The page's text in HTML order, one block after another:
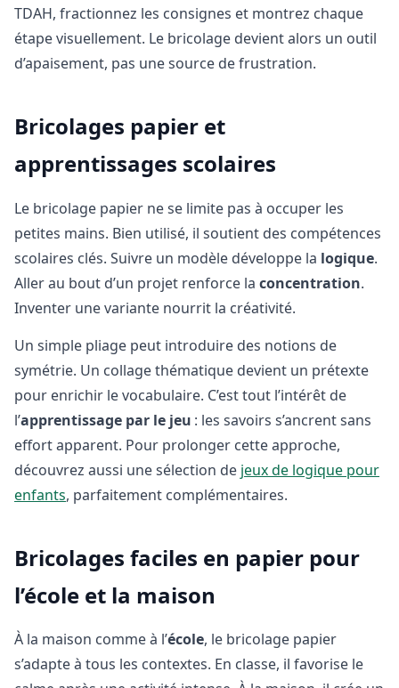
TDAH, fractionnez les consignes et montrez chaque
étape visuellement. Le bricolage devient alors un outil
d’apaisement, pas une source de frustration.
Bricolages papier et
apprentissages scolaires
Le bricolage papier ne se limite pas à occuper les
petites mains. Bien utilisé, il soutient des compétences
scolaires clés. Suivre un modèle développe la logique.
Aller au bout d’un projet renforce la concentration.
Inventer une variante nourrit la créativité.
Un simple pliage peut introduire des notions de
symétrie. Un collage thématique devient un prétexte
pour enrichir le vocabulaire. C’est tout l’intérêt de
l’apprentissage par le jeu : les savoirs s’ancrent sans
effort apparent. Pour prolonger cette approche,
découvrez aussi une sélection de jeux de logique pour
enfants, parfaitement complémentaires.
Bricolages faciles en papier pour
l’école et la maison
À la maison comme à l’école, le bricolage papier
s’adapte à tous les contextes. En classe, il favorise le